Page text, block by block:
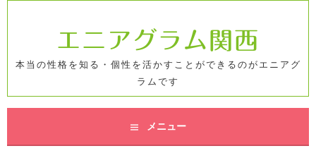
ス
ッ
エニアグラム関西
本当の性格を知る・個性を活かすことができるのがエニアグ
ラムです
メニュー